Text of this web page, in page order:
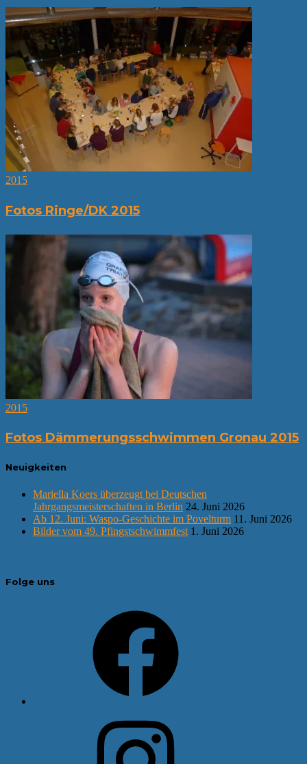
2015
Fotos Ringe/DK 2015
2015
Fotos Dämmerungsschwimmen Gronau 2015
Neuigkeiten
Mariella Koers überzeugt bei Deutschen
Jahrgangsmeisterschaften in Berlin 24. Juni 2026
Ab 12. Juni: Waspo-Geschichte im Povelturm 11. Juni 2026
Bilder vom 49. Pfingstschwimmfest 1. Juni 2026
Folge uns